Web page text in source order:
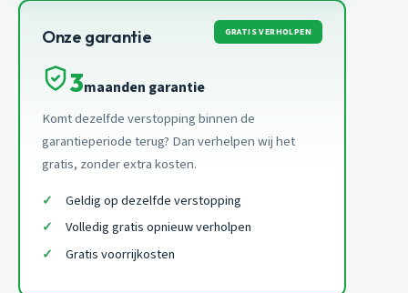
Onze garantie GRATIS VERHOLPEN
3maanden garantie
Komt dezelfde verstopping binnen de
garantieperiode terug? Dan verhelpen wij het
gratis, zonder extra kosten.
Geldig op dezelfde verstopping
Volledig gratis opnieuw verholpen
Gratis voorrijkosten